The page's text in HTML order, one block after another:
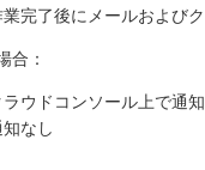
了後にメールおよびク
合：
ドコンソール上で通知
なし